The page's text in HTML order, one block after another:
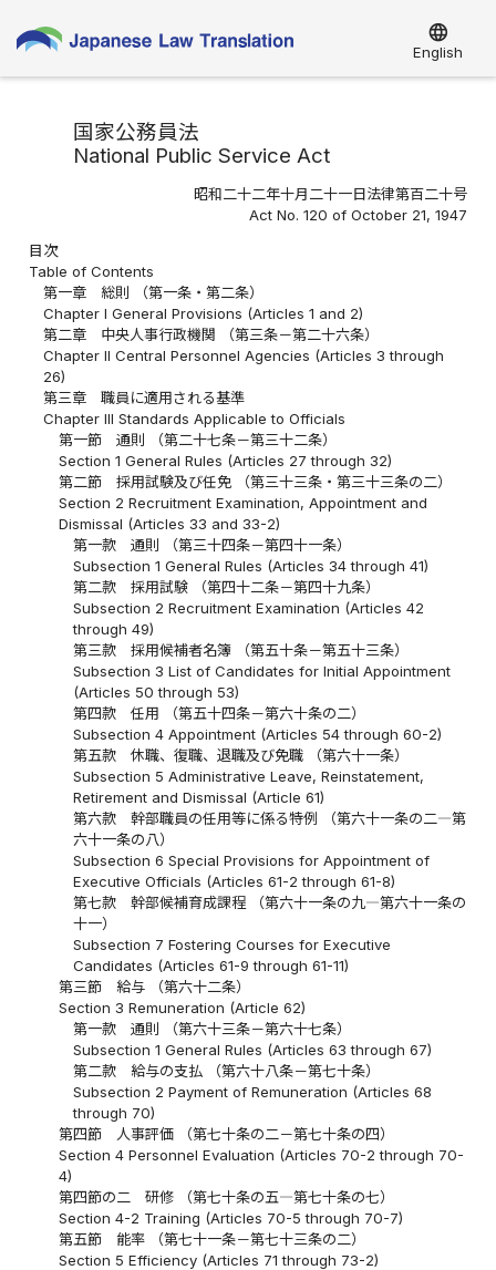
language
English
国家公務員法
National Public Service Act
昭和二十二年十月二十一日法律第百二十号
Act No. 120 of October 21, 1947
目次
Table of Contents
第一章 総則 （第一条・第二条）
Chapter I General Provisions (Articles 1 and 2)
第二章 中央人事行政機関 （第三条－第二十六条）
Chapter II Central Personnel Agencies (Articles 3 through
26)
第三章 職員に適用される基準
Chapter III Standards Applicable to Officials
第一節 通則 （第二十七条－第三十二条）
Section 1 General Rules (Articles 27 through 32)
第二節 採用試験及び任免 （第三十三条・第三十三条の二）
Section 2 Recruitment Examination, Appointment and
Dismissal (Articles 33 and 33-2)
第一款 通則 （第三十四条－第四十一条）
Subsection 1 General Rules (Articles 34 through 41)
第二款 採用試験 （第四十二条－第四十九条）
Subsection 2 Recruitment Examination (Articles 42
through 49)
第三款 採用候補者名簿 （第五十条－第五十三条）
Subsection 3 List of Candidates for Initial Appointment
(Articles 50 through 53)
第四款 任用 （第五十四条－第六十条の二）
Subsection 4 Appointment (Articles 54 through 60-2)
第五款 休職、復職、退職及び免職 （第六十一条）
Subsection 5 Administrative Leave, Reinstatement,
Retirement and Dismissal (Article 61)
第六款 幹部職員の任用等に係る特例 （第六十一条の二―第
六十一条の八）
Subsection 6 Special Provisions for Appointment of
Executive Officials (Articles 61-2 through 61-8)
第七款 幹部候補育成課程 （第六十一条の九―第六十一条の
十一）
Subsection 7 Fostering Courses for Executive
Candidates (Articles 61-9 through 61-11)
第三節 給与 （第六十二条）
Section 3 Remuneration (Article 62)
第一款 通則 （第六十三条－第六十七条）
Subsection 1 General Rules (Articles 63 through 67)
第二款 給与の支払 （第六十八条－第七十条）
Subsection 2 Payment of Remuneration (Articles 68
through 70)
第四節 人事評価 （第七十条の二－第七十条の四）
Section 4 Personnel Evaluation (Articles 70-2 through 70-
4)
第四節の二 研修 （第七十条の五―第七十条の七）
Section 4-2 Training (Articles 70-5 through 70-7)
第五節 能率 （第七十一条－第七十三条の二）
Section 5 Efficiency (Articles 71 through 73-2)